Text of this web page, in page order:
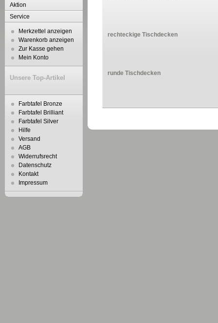
Aktion
Service
Merkzettel anzeigen
Warenkorb anzeigen
Zur Kasse gehen
Mein Konto
Unsere Top-Artikel
Farbtafel Bronze
Farbtafel Brilliant
Farbtafel Silver
Hilfe
Versand
AGB
Widerrufsrecht
Datenschutz
Kontakt
Impressum
rechteckige Tischdecken
runde Tischdecken